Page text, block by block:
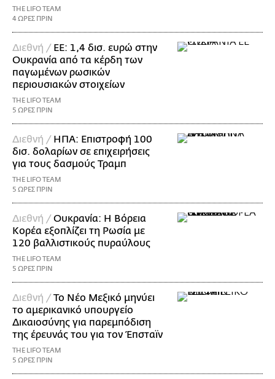
THE LIFO TEAM
4 ΩΡΕΣ ΠΡΙΝ
Διεθνή / ΕΕ: 1,4 δισ. ευρώ στην
Ουκρανία από τα κέρδη των
παγωμένων ρωσικών
περιουσιακών στοιχείων
THE LIFO TEAM
5 ΩΡΕΣ ΠΡΙΝ
Διεθνή / ΗΠΑ: Επιστροφή 100
δισ. δολαρίων σε επιχειρήσεις
για τους δασμούς Τραμπ
THE LIFO TEAM
5 ΩΡΕΣ ΠΡΙΝ
Διεθνή /Ουκρανία: Η Βόρεια
Κορέα εξοπλίζει τη Ρωσία με
120 βαλλιστικούς πυραύλους
THE LIFO TEAM
5 ΩΡΕΣ ΠΡΙΝ
Διεθνή /Το Νέο Μεξικό μηνύει
το αμερικανικό υπουργείο
Δικαιοσύνης για παρεμπόδιση
της έρευνάς του για τον Έπσταϊν
THE LIFO TEAM
5 ΩΡΕΣ ΠΡΙΝ